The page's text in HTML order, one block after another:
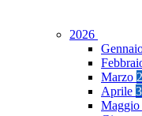
2026
Marzo 2
Aprile 3
Maggio